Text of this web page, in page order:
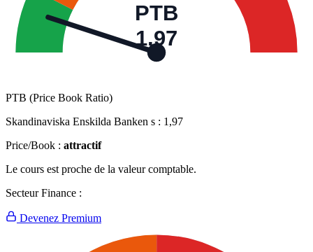
PTB
1,97
PTB (Price Book Ratio)
Skandinaviska Enskilda Banken s : 1,97
Price/Book : attractif
Le cours est proche de la valeur comptable.
Secteur Finance :
Devenez Premium